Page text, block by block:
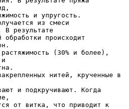
и упругость.
из смеси
В результате
обработки происходит
(30% и более),
нитей, крученные в
и подкручивают. Когда
от витка, что приводит к